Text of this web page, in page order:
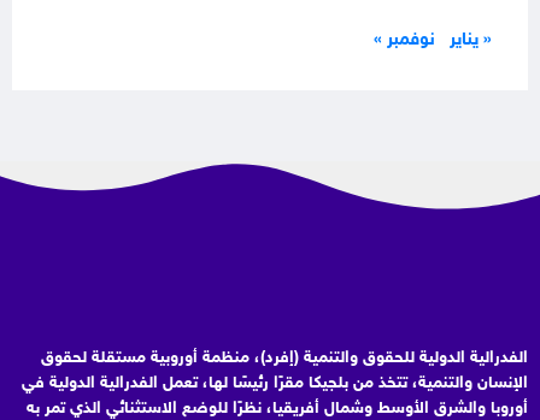
« يناير نوفمبر »
الفدرالية الدولية للحقوق والتنمية (إفرد)، منظمة أوروبية مستقلة لحقوق
الإنسان والتنمية، تتخذ من بلجيكا مقرًا رئيسًا لها، تعمل الفدرالية الدولية في
أوروبا والشرق الأوسط وشمال أفريقيا، نظرًا للوضع الاستثنائي الذي تمر به